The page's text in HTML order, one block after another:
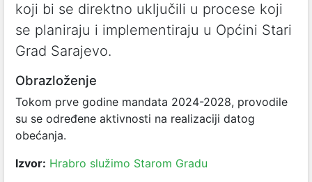
koji bi se direktno uključili u procese koji
se planiraju i implementiraju u Općini Stari
Grad Sarajevo.
Obrazloženje
Tokom prve godine mandata 2024-2028, provodile
su se određene aktivnosti na realizaciji datog
obećanja.
Izvor: Hrabro služimo Starom Gradu